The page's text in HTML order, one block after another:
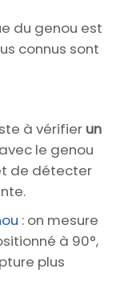
du genou est
connus sont
à vérifier un
le genou
de détecter
: on mesure
à 90°,
plus